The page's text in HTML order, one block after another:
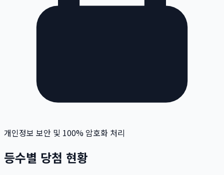
개인정보 보안 및 100% 암호화 처리
등수별 당첨 현황